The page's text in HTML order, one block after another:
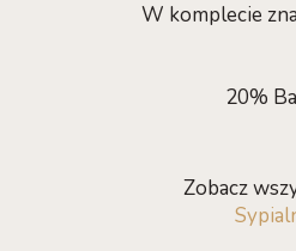
W komplecie
20%
Zobacz